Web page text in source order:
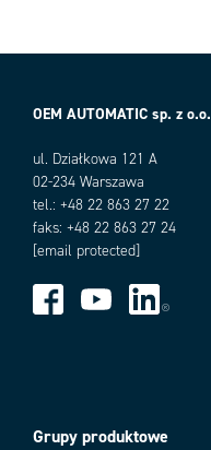
Min. zakresu ciśnienia
Napięcie zasilania DC max.
Napięcie zasilania DC min.
Odporność na wibracje
Odporność na wstrząsy
Podłączenie
Podłączenie elektryczne
Wzrost ciśnienia
OEM AUTOMATIC sp. z o.o.
ul. Działkowa 121 A
02-234 Warszawa
tel.: +48 22 863 27 22
faks: +48 22 863 27 24
[email protected]
Grupy produktowe